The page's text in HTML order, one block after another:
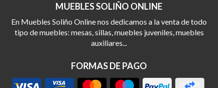
MUEBLES SOLIÑO ONLINE
En Muebles Soliño Online nos dedicamos a la venta de todo
tipo de muebles: mesas, sillas, muebles juveniles, muebles
auxiliares...
FORMAS DE PAGO